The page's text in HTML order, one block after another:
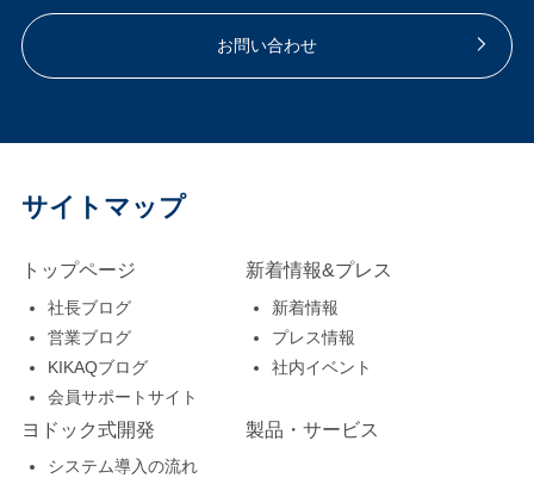
お問い合わせ
サイトマップ
トップページ
社長ブログ
営業ブログ
KIKAQブログ
会員サポートサイト
新着情報&プレス
新着情報
プレス情報
社内イベント
ヨドック式開発
システム導入の流れ
製品・サービス